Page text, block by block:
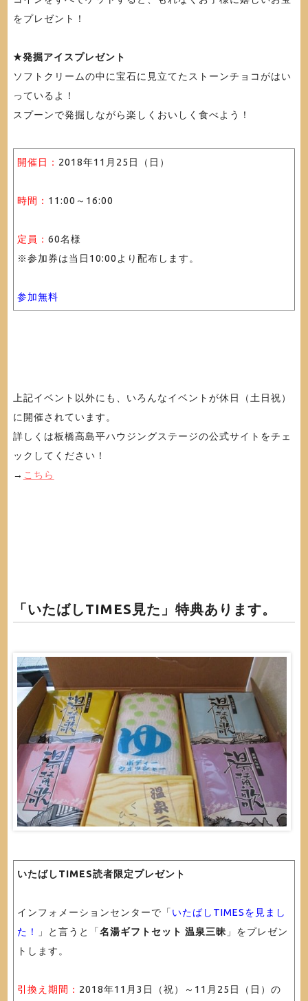
をプレゼント！
★発掘アイスプレゼント
ソフトクリームの中に宝石に見立てたストーンチョコがはい
っているよ！
スプーンで発掘しながら楽しくおいしく食べよう！
開催日： 2018年11月25日（日）
時間： 11:00～16:00
定員： 60名様
※参加券は当日10:00より配布します。
参加無料
上記イベント以外にも、いろんなイベントが休日（土日祝）
に開催されています。
詳しくは板橋高島平ハウジングステージの公式サイトをチェ
ックしてください！
→ こちら
「いたばしTIMES見た」特典あります。
いたばしTIMES読者限定プレゼント
インフォメーションセンターで「 いたばしTIMESを見まし
た！
」と言うと「名湯ギフトセット 温泉三昧」をプレゼン
トします。
引換え期間： 2018年11月3日（祝）～11月25日（日）の